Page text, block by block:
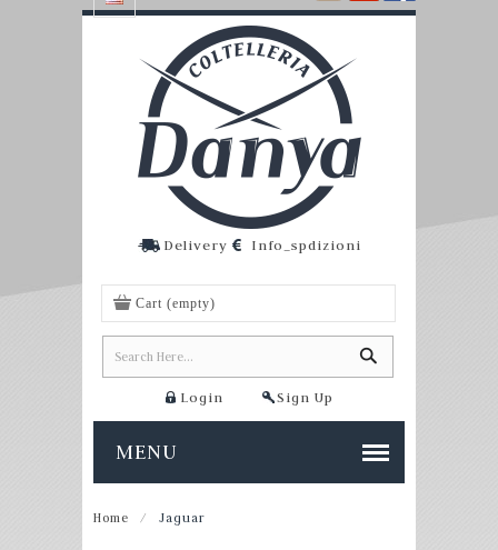
Login Sign Up
Cart (empty)
Delivery Info_spdizioni
MENU
Home / Jaguar